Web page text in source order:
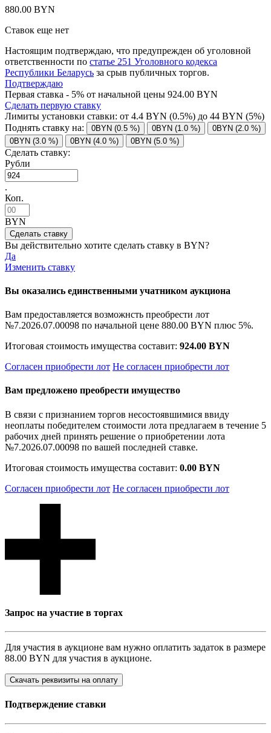
880.00 BYN
Ставок еще нет
Настоящим подтверждаю, что предупрежден об уголовной
ответственности по статье 251 Уголовного кодекса
Республики Беларусь за срыв публичных торгов.
Подтверждаю
Первая ставка - 5% от начальной цены 924.00 BYN
Сделать первую ставку
Лимиты установки ставки: от 4.4 BYN (0.5%) до 44 BYN (5%)
Поднять ставку на:
0BYN (0.5 %) 0BYN (1.0 %)
0BYN (2.0 %)
0BYN (3.0 %)
0BYN (4.0 %) 0BYN (5.0 %)
Сделать ставку:
Рубли
.
Коп.
BYN
Вы действительно хотите сделать ставку в BYN?
Да
Изменить ставку
Вы оказались единственными учатником аукциона
Вам предоставляется возможнсть преобрести лот
№7.2026.07.00098 по начальной цене 880.00 BYN плюс 5%.
Итоговая стоимость имущества составит: 924.00 BYN
Согласен приобрести лот Не согласен приобрести лот
Вам предложено преобрести имущество
В связи с признанием торгов несостоявшимися ввиду
неоплаты победителем стоимости лота предлагаем в течение 5
рабочих дней принять решение о приобретении лота
№7.2026.07.00098 по вашей последней ставке.
Итоговая стоимость имущества составит: 0.00 BYN
Согласен приобрести лот Не согласен приобрести лот
Запрос на участие в торгах
Для участия в аукционе вам нужно оплатить задаток в размере
88.00 BYN для участия в аукционе.
Скачать реквизиты на оплату
Подтверждение ставки